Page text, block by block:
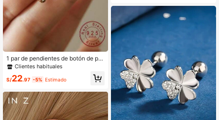
1 par de pendientes de botón de piñ
a únicos y lindos de plata de ley 92
Clientes habituales
S/22.97 -5% Estimado
versario